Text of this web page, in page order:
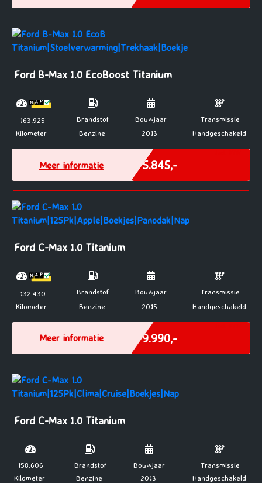
Ford B-Max 1.0 EcoBoost Titanium
163.925
Kilometer
Brandstof
Benzine
Bouwjaar
2013
Transmissie
Handgeschakeld
Meer informatie € 5.845,-
Ford C-Max 1.0 Titanium
132.430
Kilometer
Brandstof
Benzine
Bouwjaar
2015
Transmissie
Handgeschakeld
Meer informatie € 9.990,-
Ford C-Max 1.0 Titanium
158.606
Kilometer
Brandstof
Benzine
Bouwjaar
2013
Transmissie
Handgeschakeld